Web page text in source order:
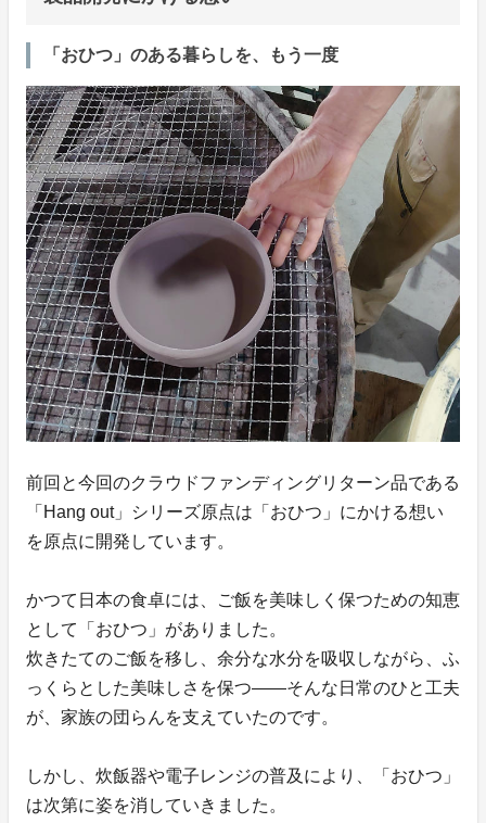
「おひつ」のある暮らしを、もう一度
前回と今回のクラウドファンディングリターン品である
「Hang out」シリーズ原点は「おひつ」にかける想い
を原点に開発しています。
かつて日本の食卓には、ご飯を美味しく保つための知恵
として「おひつ」がありました。
炊きたてのご飯を移し、余分な水分を吸収しながら、ふ
っくらとした美味しさを保つ——そんな日常のひと工夫
が、家族の団らんを支えていたのです。
しかし、炊飯器や電子レンジの普及により、「おひつ」
は次第に姿を消していきました。